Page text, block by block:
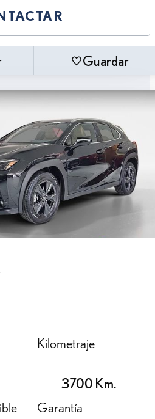
Guardar
Kilometraje
3700 Km.
Garantía